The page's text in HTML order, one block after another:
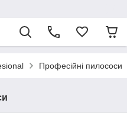
Професійні пилососи